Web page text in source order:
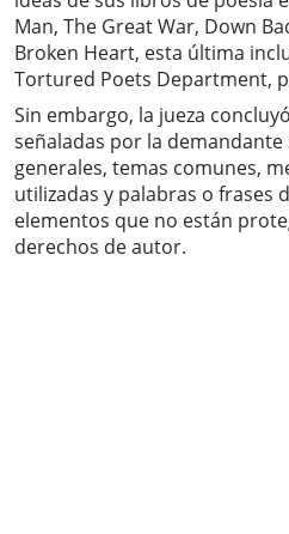
Man, The Great War, Down
Broken Heart, esta última
Tortured Poets Department,
Sin embargo, la jueza
señaladas por la
generales, temas comunes,
utilizadas y palabras o frases
elementos que no están
derechos de autor.